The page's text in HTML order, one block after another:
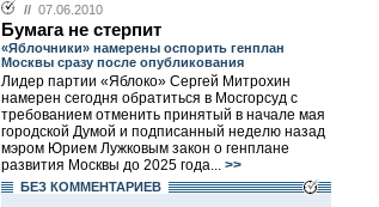
// 07.06.2010
Бумага не стерпит
«Яблочники» намерены оспорить генплан
Москвы сразу после опубликования
Лидер партии «Яблоко» Сергей Митрохин
намерен сегодня обратиться в Мосгорсуд с
требованием отменить принятый в начале мая
городской Думой и подписанный неделю назад
мэром Юрием Лужковым закон о генплане
развития Москвы до 2025 года... >>
БЕЗ КОМMЕНТАРИЕВ